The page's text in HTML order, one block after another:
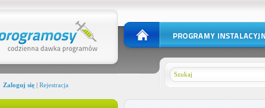
Zaloguj się| Rejestracja